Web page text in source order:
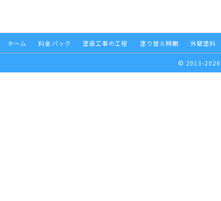
ホーム 料金パック 塗装工事の工程 塗り替え時期 外壁塗料
© 2013-2026